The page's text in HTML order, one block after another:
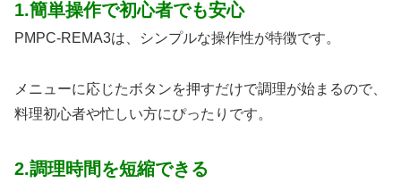
1.簡単操作で初心者でも安心
PMPC-REMA3は、シンプルな操作性が特徴です。
メニューに応じたボタンを押すだけで調理が始まるので、
料理初心者や忙しい方にぴったりです。
2.調理時間を短縮できる